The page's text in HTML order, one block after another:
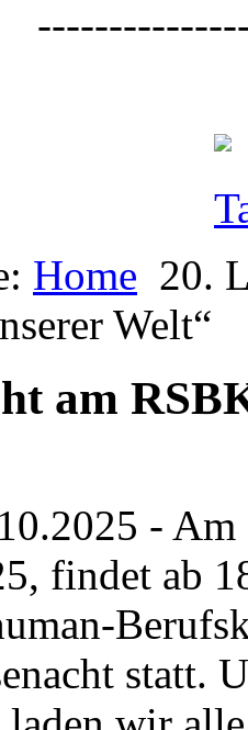
Home 20.
Welt“
am
-
findet ab
statt.